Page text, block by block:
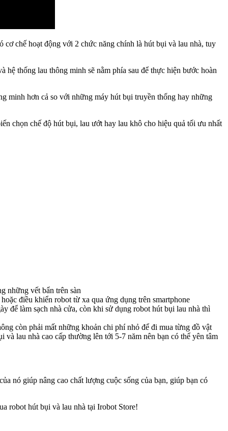
cơ chế hoạt động với 2 chức năng chính là hút bụi và lau nhà, tuy
hệ thống lau thông minh sẽ nằm phía sau để thực hiện bước hoàn
minh hơn cả so với những máy hút bụi truyền thống hay những
chọn chế độ hút bụi, lau ướt hay lau khô cho hiệu quả tối ưu nhất
những vết bẩn trên sàn
điều khiển robot từ xa qua ứng dụng trên smartphone
để làm sạch nhà cửa, còn khi sử dụng robot hút bụi lau nhà thì
còn phải mất những khoản chi phí nhỏ để đi mua từng đồ vật
lau nhà cao cấp thường lên tới 5-7 năm nên bạn có thể yên tâm
nó giúp nâng cao chất lượng cuộc sống của bạn, giúp bạn có
robot hút bụi và lau nhà tại Irobot Store!